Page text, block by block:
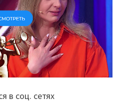
в соц. сетях